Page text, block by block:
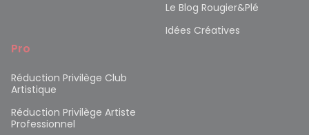
Le Blog Rougier&Plé
Idées Créatives
Pro
Réduction Privilège Club
Artistique
Réduction Privilège Artiste
Professionnel